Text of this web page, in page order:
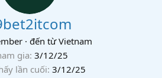
· đến từ Vietnam
gia 3/12/25
lần cuối 3/12/25